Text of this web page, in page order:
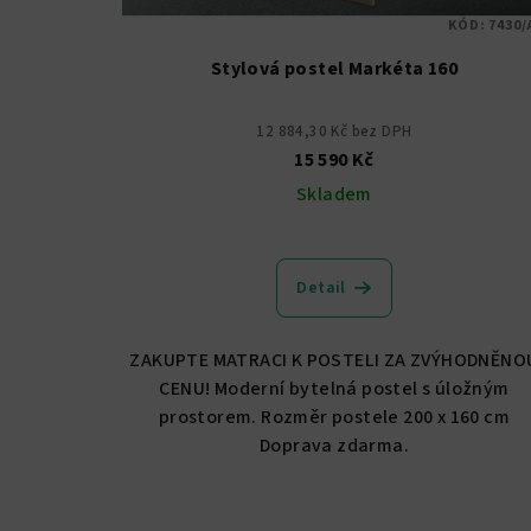
o
Stylová postel Markéta 160
12 884,30 Kč bez DPH
15 590 Kč
Skladem
Detail
ZAKUPTE MATRACI K POSTELI ZA
CENU! Moderní bytelná postel s úložným
prostorem. Rozměr postele 200 x 160 cm
Doprava zdarma.
KÓD: 7430/